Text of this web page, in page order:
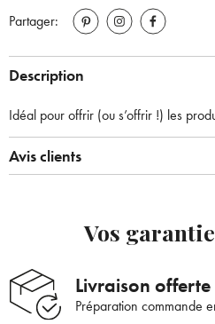
Partager:
Description
Idéal pour offrir (ou s’offrir !) les
Avis clients
Vos
Livraison
Préparation commande